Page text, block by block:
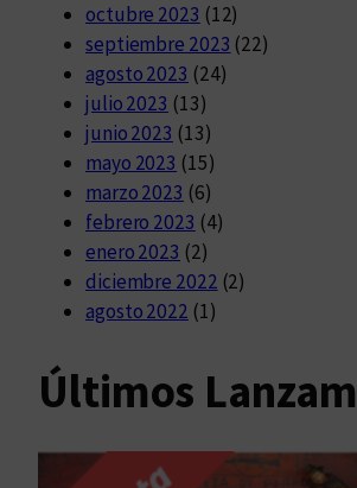
octubre 2023 (12)
septiembre 2023 (22)
agosto 2023 (24)
julio 2023 (13)
junio 2023 (13)
mayo 2023 (15)
marzo 2023 (6)
febrero 2023 (4)
enero 2023 (2)
diciembre 2022 (2)
agosto 2022 (1)
Últimos